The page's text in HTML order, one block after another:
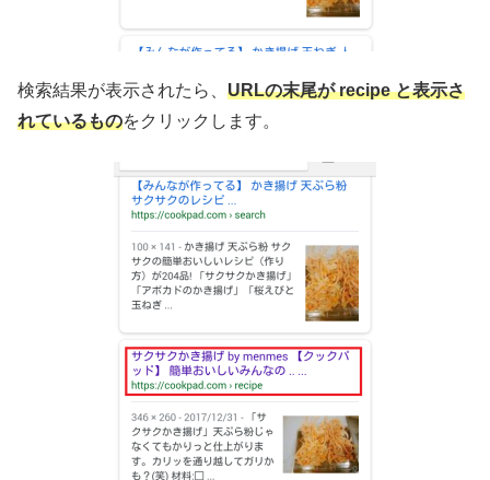
検索結果が表示されたら、 URLの末尾が recipe と表示さ
れているものをクリックします。